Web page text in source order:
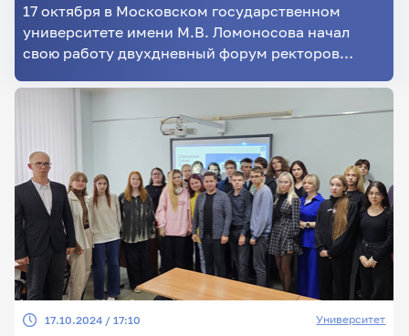
17 октября в Московском государственном
университете имени М.В. Ломоносова начал
свою работу двухдневный форум ректоров
событии принимает участие ректор
Саратовского университета А.Н. Чумаченко.
17.10.2024 / 17:10 Университет